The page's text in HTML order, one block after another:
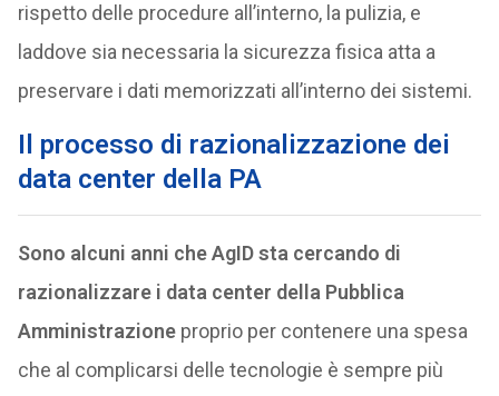
rispetto delle procedure all’interno, la pulizia, e
laddove sia necessaria la sicurezza fisica atta a
preservare i dati memorizzati all’interno dei sistemi.
Il processo di razionalizzazione dei
data center della PA
Sono alcuni anni che AgID sta cercando di
razionalizzare i data center della Pubblica
Amministrazioneproprio per contenere una spesa
che al complicarsi delle tecnologie è sempre più